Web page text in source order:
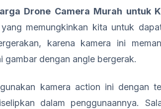
Drone Camera Murah untuk
memungkinkan kita untuk
karena kamera ini
gambar dengan angle bergerak.
kamera action ini dengan
dalam penggunaannya.